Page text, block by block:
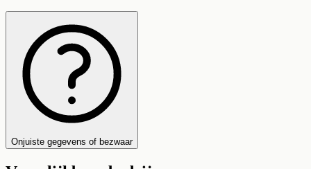
Onjuiste gegevens of bezwaar